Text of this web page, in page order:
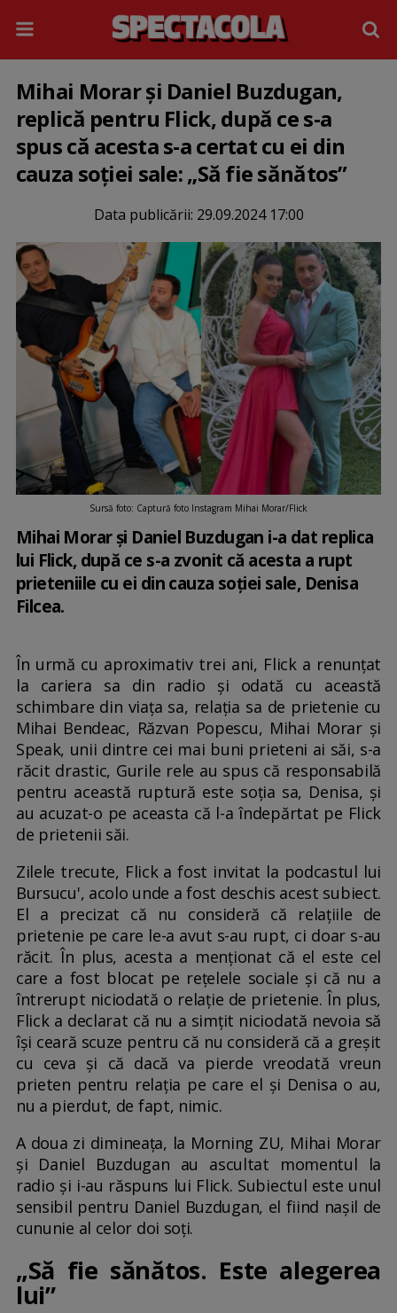
Mihai Morar și Daniel Buzdugan,
replică pentru Flick, după ce s-a
spus că acesta s-a certat cu ei din
cauza soției sale: „Să fie sănătos”
Data publicării: 29.09.2024 17:00
Sursă foto: Captură foto Instagram Mihai Morar/Flick
Mihai Morar și Daniel Buzdugan i-a dat replica
lui Flick, după ce s-a zvonit că acesta a rupt
prieteniile cu ei din cauza soției sale, Denisa
Filcea.
În urmă cu aproximativ trei ani, Flick a renunțat
la cariera sa din radio și odată cu această
schimbare din viața sa, relația sa de prietenie cu
Mihai Bendeac, Răzvan Popescu, Mihai Morar și
Speak, unii dintre cei mai buni prieteni ai săi, s-a
răcit drastic, Gurile rele au spus că responsabilă
pentru această ruptură este soția sa, Denisa, și
au acuzat-o pe aceasta că l-a îndepărtat pe Flick
de prietenii săi.
Zilele trecute, Flick a fost invitat la podcastul lui
Bursucu', acolo unde a fost deschis acest subiect.
El a precizat că nu consideră că relațiile de
prietenie pe care le-a avut s-au rupt, ci doar s-au
răcit. În plus, acesta a menționat că el este cel
care a fost blocat pe rețelele sociale și că nu a
întrerupt niciodată o relație de prietenie. În plus,
Flick a declarat că nu a simțit niciodată nevoia să
își ceară scuze pentru că nu consideră că a greșit
cu ceva și că dacă va pierde vreodată vreun
prieten pentru relația pe care el și Denisa o au,
nu a pierdut, de fapt, nimic.
A doua zi dimineața, la Morning ZU, Mihai Morar
și Daniel Buzdugan au ascultat momentul la
radio și i-au răspuns lui Flick. Subiectul este unul
sensibil pentru Daniel Buzdugan, el fiind nașil de
cununie al celor doi soți.
„Să fie sănătos. Este alegerea
lui”